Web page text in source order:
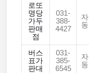
로또
명당
가두
판매
점
031-
388-
4427
자
동
버스
표가
판대
031-
385-
6545
자
동